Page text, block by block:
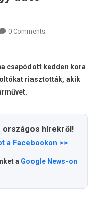
0 Comments
csapódott kedden kora
riasztották, akik
országos hírekről!
a Facebookon >>
a Google News-on